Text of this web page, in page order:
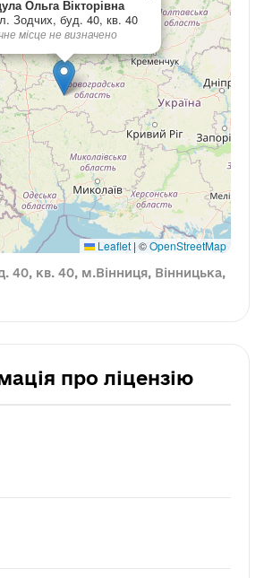
Ольга Вікторівна
Зодчих, буд. 40, кв. 40
місце не визначено
Leaflet | ©OpenStreetMap
40, кв. 40, м.Вінниця, Вінницька,
про ліцензію